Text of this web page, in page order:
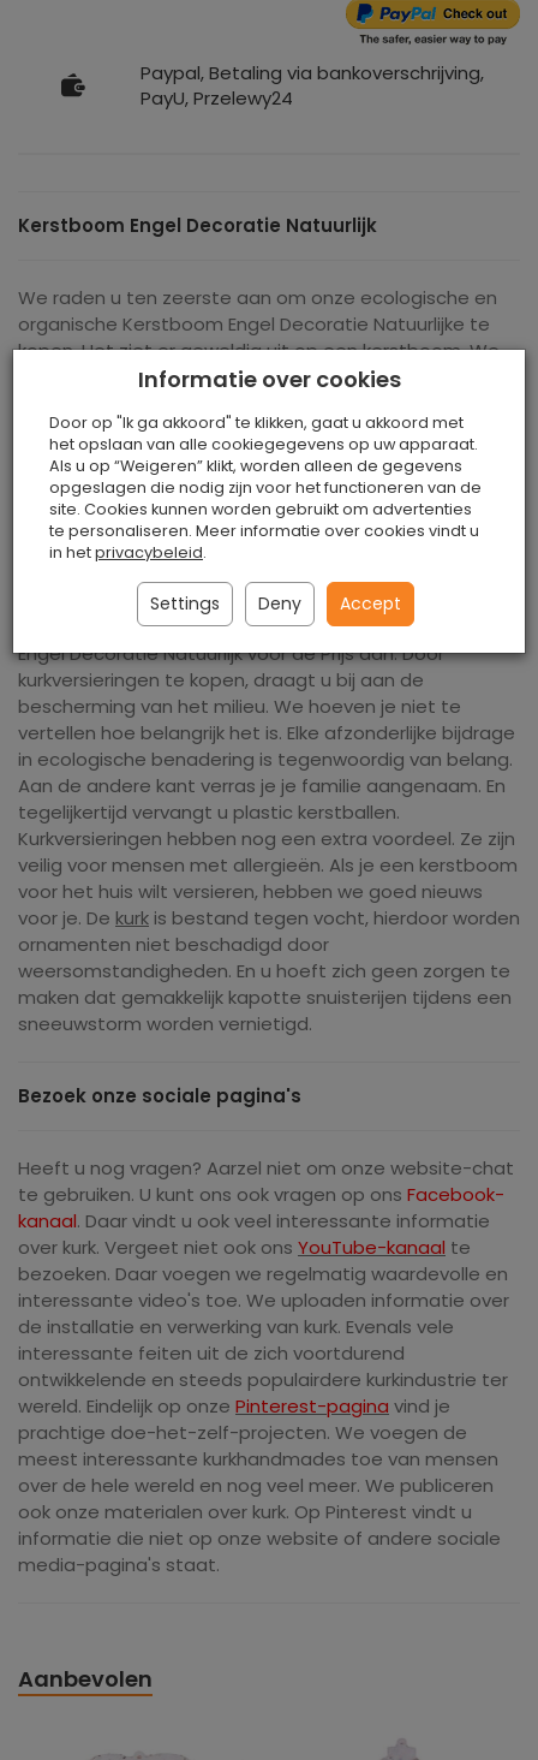
Paypal, Betaling via bankoverschrijving,
PayU, Przelewy24
Kerstboom Engel Decoratie Natuurlijk
We raden u ten zeerste aan om onze ecologische en
organische Kerstboom Engel Decoratie Natuurlijke te
kopen. Het ziet er geweldig uit op een kerstboom. We
geven u voorbeelden van hoe mooi en natuurlijk ze zijn.
afbeeldingen voel je een voorproefje van de heerlijke
kerststemming. Je kunt net zo goed zorgen voor een
onvergetelijke sfeer tijdens het kerstavonddiner.
Uw bijdrage aan de bescherming van het milieu
Voor een set van 4 stuks raden wij een Kerstboom
Engel Decoratie Natuurlijk voor de Prijs aan. Door
kurkversieringen te kopen, draagt ​​u bij aan de
bescherming van het milieu. We hoeven je niet te
vertellen hoe belangrijk het is. Elke afzonderlijke bijdrage
in ecologische benadering is tegenwoordig van belang.
Aan de andere kant verras je je familie aangenaam. En
tegelijkertijd vervangt u plastic kerstballen.
Kurkversieringen hebben nog een extra voordeel. Ze zijn
veilig voor mensen met allergieën. Als je een kerstboom
voor het huis wilt versieren, hebben we goed nieuws
voor je. De kurk is bestand tegen vocht, hierdoor worden
ornamenten niet beschadigd door
weersomstandigheden. En u hoeft zich geen zorgen te
maken dat gemakkelijk kapotte snuisterijen tijdens een
sneeuwstorm worden vernietigd.
Bezoek onze sociale pagina's
Heeft u nog vragen? Aarzel niet om onze website-chat
te gebruiken. U kunt ons ook vragen op ons Facebook-
kanaal. Daar vindt u ook veel interessante informatie
over kurk. Vergeet niet ook ons ​​ YouTube-kanaal te
bezoeken. Daar voegen we regelmatig waardevolle en
interessante video's toe. We uploaden informatie over
de installatie en verwerking van kurk. Evenals vele
interessante feiten uit de zich voortdurend
ontwikkelende en steeds populairdere kurkindustrie ter
wereld. Eindelijk op onze Pinterest-pagina vind je
prachtige doe-het-zelf-projecten. We voegen de
meest interessante kurkhandmades toe van mensen
over de hele wereld en nog veel meer. We publiceren
ook onze materialen over kurk. Op Pinterest vindt u
informatie die niet op onze website of andere sociale
media-pagina's staat.
Aanbevolen
Informatie over cookies
Door op "Ik ga akkoord" te klikken, gaat u akkoord met
het opslaan van alle cookiegegevens op uw apparaat.
Als u op “Weigeren” klikt, worden alleen de gegevens
opgeslagen die nodig zijn voor het functioneren van de
site. Cookies kunnen worden gebruikt om advertenties
te personaliseren. Meer informatie over cookies vindt u
in hetprivacybeleid.
Settings Deny Accept